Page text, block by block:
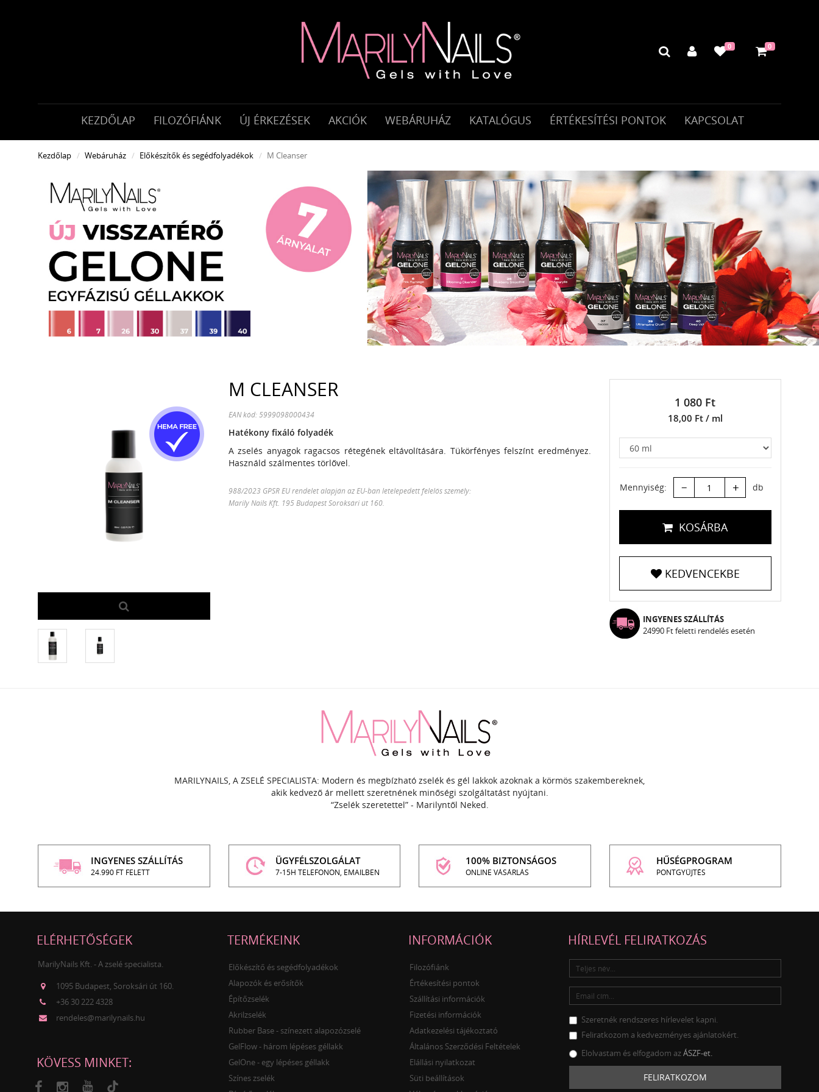
0 0
KEZDŐLAP FILOZÓFIÁNK ÚJ ÉRKEZÉSEK AKCIÓK WEBÁRUHÁZ KATALÓGUS ÉRTÉKESÍTÉSI PONTOK KAPCSOLAT
Kezdőlap Webáruház Előkészítők és segédfolyadékok M Cleanser
M CLEANSER
EAN kód: 5999098000434
Hatékony fixáló folyadék
A zselés anyagok ragacsos rétegének eltávolítására. Tükörfényes felszínt eredményez.
Használd szálmentes törlővel.
988/2023 GPSR EU rendelet alapján az EU-ban letelepedett felelős személy:
Marily Nails Kft. 195 Budapest Soroksári út 160.
1 080 Ft
18,00 Ft / ml
Mennyiség: – + db
KOSÁRBA
KEDVENCEKBE
INGYENES SZÁLLÍTÁS
24990 Ft feletti rendelés esetén
MARILYNAILS, A ZSELÉ SPECIALISTA: Modern és megbízható zselék és gél lakkok azoknak a körmös szakembereknek,
akik kedvező ár mellett szeretnének minőségi szolgáltatást nyújtani.
“Zselék szeretettel” - Marilyntől Neked.
INGYENES SZÁLLÍTÁS
24.990 FT FELETT
ÜGYFÉLSZOLGÁLAT
7-15H TELEFONON, EMAILBEN
100% BIZTONSÁGOS
ONLINE VÁSÁRLÁS
HŰSÉGPROGRAM
PONTGYŰJTÉS
ELÉRHETŐSÉGEK
MarilyNails Kft. - A zselé specialista.
1095 Budapest, Soroksári út 160.
+36 30 222 4328
rendeles@marilynails.hu
KÖVESS MINKET:
TERMÉKEINK
Előkészítő és segédfolyadékok
Alapozók és erősítők
Építőzselék
Akrilzselék
Rubber Base - színezett alapozózselé
GelFlow - három lépéses géllakk
GelOne - egy lépéses géllakk
Színes zselék
INFORMÁCIÓK
Filozófiánk
Értékesítési pontok
Szállítási információk
Fizetési információk
Adatkezelési tájékoztató
Általános Szerződési Feltételek
Elállási nyilatkozat
Süti beállítások
HÍRLEVÉL FELIRATKOZÁS
Szeretnék rendszeres hírlevelet kapni.
Feliratkozom a kedvezményes ajánlatokért.
Elolvastam és elfogadom azÁSZF-et.
FELIRATKOZOM